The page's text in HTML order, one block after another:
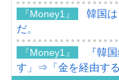
『Money1』
韓国
だ。
『Money1』
『韓
す」⇒「金を経由す